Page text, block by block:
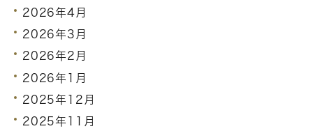
2026年4月
2026年3月
2026年2月
2026年1月
2025年12月
2025年11月